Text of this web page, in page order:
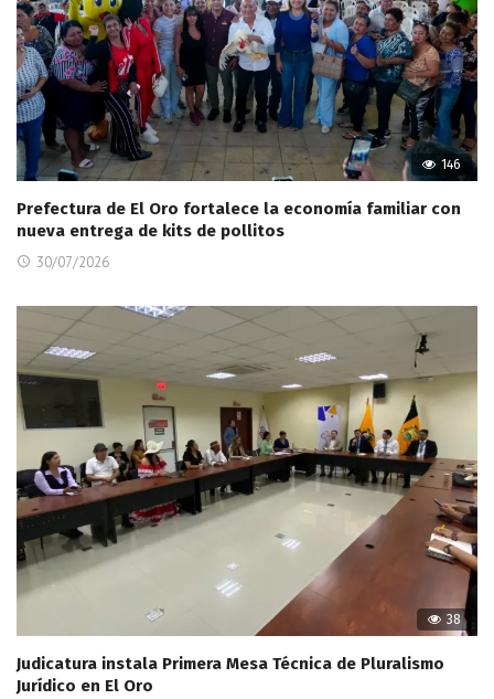
146
Prefectura de El Oro fortalece la economía familiar con
nueva entrega de kits de pollitos
30/07/2026
38
Judicatura instala Primera Mesa Técnica de Pluralismo
Jurídico en El Oro